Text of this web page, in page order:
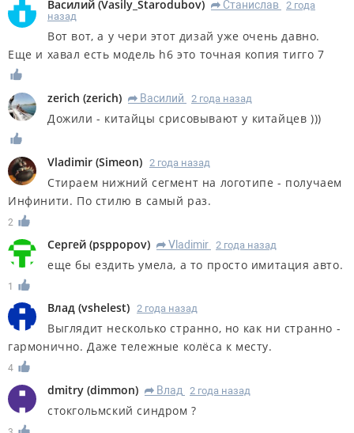
Василий (Vasily_Starodubov) R Станислав
2 года
назад
Вот вот, а у чери этот дизай уже очень давно.
Еще и хавал есть модель h6 это точная копия тигго 7
zerich (zerich) R Василий 2 года назад
Дожили - китайцы срисовывают у китайцев )))
Vladimir (Simeon) 2 года назад
Стираем нижний сегмент на логотипе - получаем
Инфинити. По стилю в самый раз.
2
Сергей (psppopov) R Vladimir 2 года назад
еще бы ездить умела, а то просто имитация авто.
1
Влад (vshelest) 2 года назад
Выглядит несколько странно, но как ни странно -
гармонично. Даже тележные колёса к месту.
4
dmitry (dimmon) R Влад 2 года назад
стокгольмский синдром ?